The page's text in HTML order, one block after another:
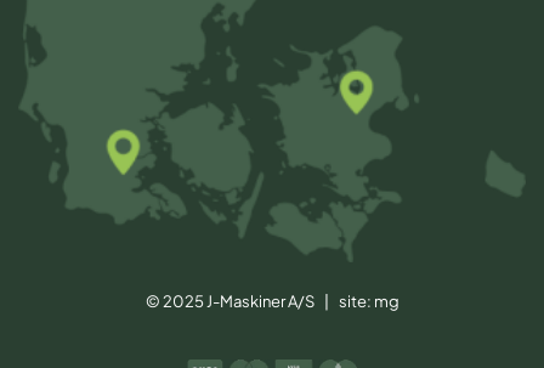
© 2025 J-Maskiner A/S | site: mg